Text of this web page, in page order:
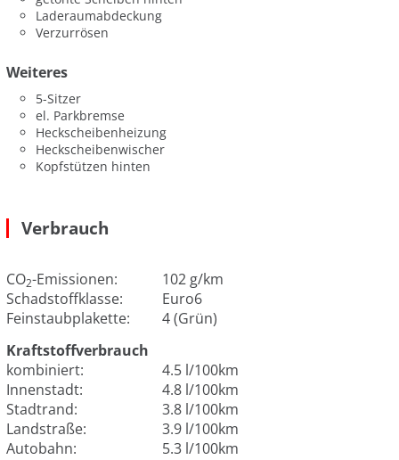
Laderaumabdeckung
Verzurrösen
Weiteres
5-Sitzer
el. Parkbremse
Heckscheibenheizung
Heckscheibenwischer
Kopfstützen hinten
Verbrauch
CO2-Emissionen:
102 g/km
Schadstoffklasse:
Euro6
Feinstaubplakette:
4 (Grün)
Kraftstoffverbrauch
kombiniert:
4.5 l/100km
Innenstadt:
4.8 l/100km
Stadtrand:
3.8 l/100km
Landstraße:
3.9 l/100km
Autobahn:
5.3 l/100km